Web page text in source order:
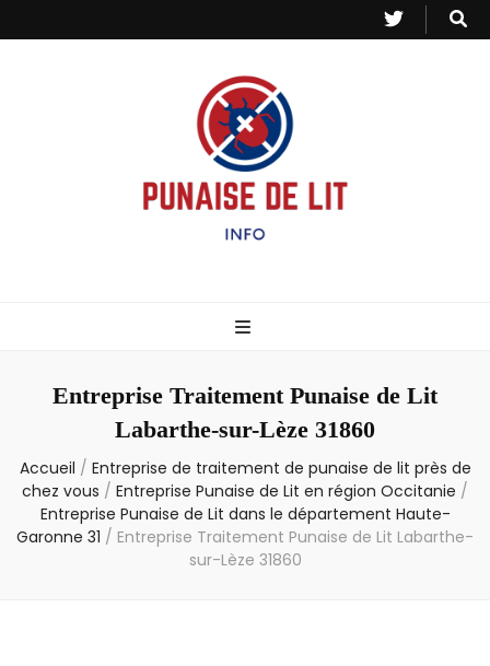
– Info
Entreprise Traitement Punaise de Lit
Labarthe-sur-Lèze 31860
Accueil / Entreprise de traitement de punaise de lit près de
chez vous / Entreprise Punaise de Lit en région Occitanie /
Entreprise Punaise de Lit dans le département Haute-
Garonne 31 / Entreprise Traitement Punaise de Lit Labarthe-
sur-Lèze 31860